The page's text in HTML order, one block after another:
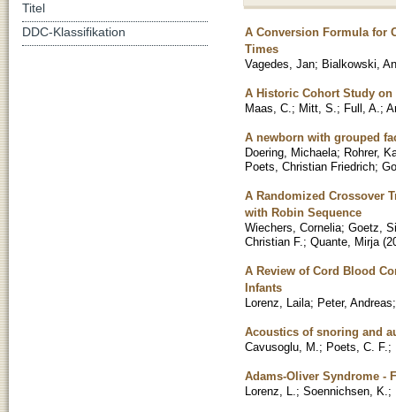
A Conversion Formula for
Times
Vagedes, Jan; Bialkowski,
A Historic Cohort Study on
Maas, C. ; Mitt, S. ; Full, A. ;
A newborn with grouped
Doering, Michaela; Rohrer,
Poets, Christian Friedrich;
A Randomized Crossover
with Robin Sequence
Wiechers, Cornelia; Goetz,
Christian F. ; Quante, Mirja (
A Review of Cord Blood
Infants
Lorenz, Laila; Peter, Andreas
Acoustics of snoring and
Cavusoglu, M. ; Poets, C. F. ;
Adams-Oliver Syndrome -
Lorenz, L. ; Soennichsen, K. ;
Titel
DDC-Klassifikation